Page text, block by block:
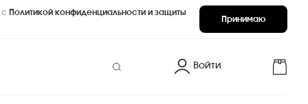
Принимаю
с Политикой конфиденциальности и защиты
Войти